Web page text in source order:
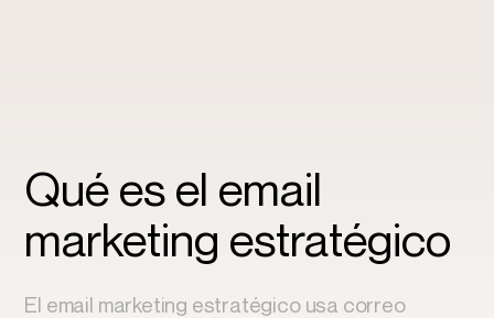
Qué es el email
marketing estratégico
El email marketing estratégico usa correo